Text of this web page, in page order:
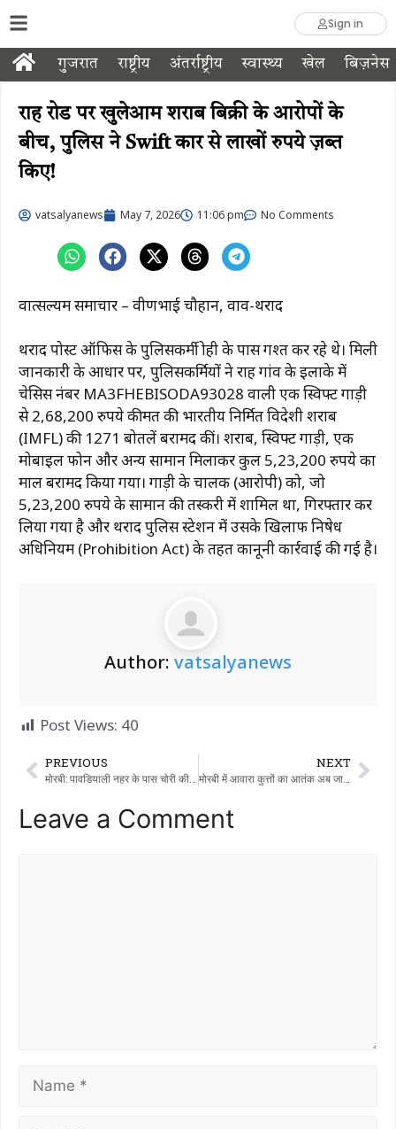
Sign in
गुजरात राष्ट्रीय अंतर्राष्ट्रीय स्वास्थ्य खेल बिज़नेस
राह रोड पर खुलेआम शराब बिक्री के आरोपों के
बीच, पुलिस ने Swift कार से लाखों रुपये ज़ब्त
किए!
vatsalyanews May 7, 2026 11:06 pm No Comments
वात्सल्यम समाचार – प्रवीणभाई चौहान, वाव-थराद
थराद पोस्ट ऑफिस के पुलिसकर्मी प्रोही के पास गश्त कर रहे थे। मिली
जानकारी के आधार पर, पुलिसकर्मियों ने राह गांव के इलाके में
चेसिस नंबर MA3FHEBISODA93028 वाली एक स्विफ्ट गाड़ी
से 2,68,200 रुपये कीमत की भारतीय निर्मित विदेशी शराब
(IMFL) की 1271 बोतलें बरामद कीं। शराब, स्विफ्ट गाड़ी, एक
मोबाइल फोन और अन्य सामान मिलाकर कुल 5,23,200 रुपये का
माल बरामद किया गया। गाड़ी के चालक (आरोपी) को, जो
5,23,200 रुपये के सामान की तस्करी में शामिल था, गिरफ्तार कर
लिया गया है और थराद पुलिस स्टेशन में उसके खिलाफ निषेध
अधिनियम (Prohibition Act) के तहत कानूनी कार्रवाई की गई है।
Author: vatsalyanews
Post Views: 40
PREVIOUS
मोरबी: पावडियाली नहर के पास चोरी की बाइक के साथ एक आदतन वाहन चोर पकड़ा गया।
NEXT
मोरबी में आवारा कुत्तों का आतंक अब जानलेवा हो गया है: एक फैक्ट्री मज़दूर के परिवार के 8 साल के बच्चे की आवारा कुत्ते के काटने से मौत हो गई।
Leave a Comment